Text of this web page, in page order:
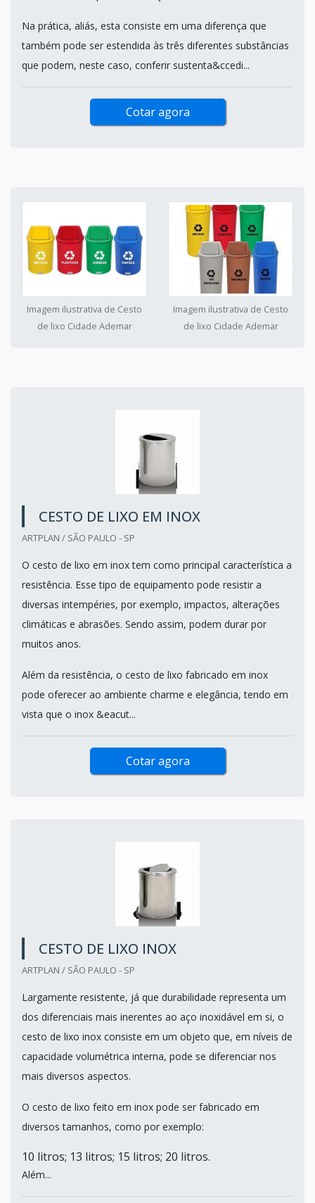
Na prática, aliás, esta consiste em uma diferença que
também pode ser estendida às três diferentes substâncias
que podem, neste caso, conferir sustenta&ccedi...
Cotar agora
Imagem ilustrativa de Cesto
de lixo Cidade Ademar
Imagem ilustrativa de Cesto
de lixo Cidade Ademar
CESTO DE LIXO EM INOX
ARTPLAN / SÃO PAULO - SP
O cesto de lixo em inox tem como principal característica a
resistência. Esse tipo de equipamento pode resistir a
diversas intempéries, por exemplo, impactos, alterações
climáticas e abrasões. Sendo assim, podem durar por
muitos anos.
Além da resistência, o cesto de lixo fabricado em inox
pode oferecer ao ambiente charme e elegância, tendo em
vista que o inox &eacut...
Cotar agora
CESTO DE LIXO INOX
ARTPLAN / SÃO PAULO - SP
Largamente resistente, já que durabilidade representa um
dos diferenciais mais inerentes ao aço inoxidável em si, o
cesto de lixo inox consiste em um objeto que, em níveis de
capacidade volumétrica interna, pode se diferenciar nos
mais diversos aspectos.
O cesto de lixo feito em inox pode ser fabricado em
diversos tamanhos, como por exemplo:
10 litros; 13 litros; 15 litros; 20 litros.
Além...